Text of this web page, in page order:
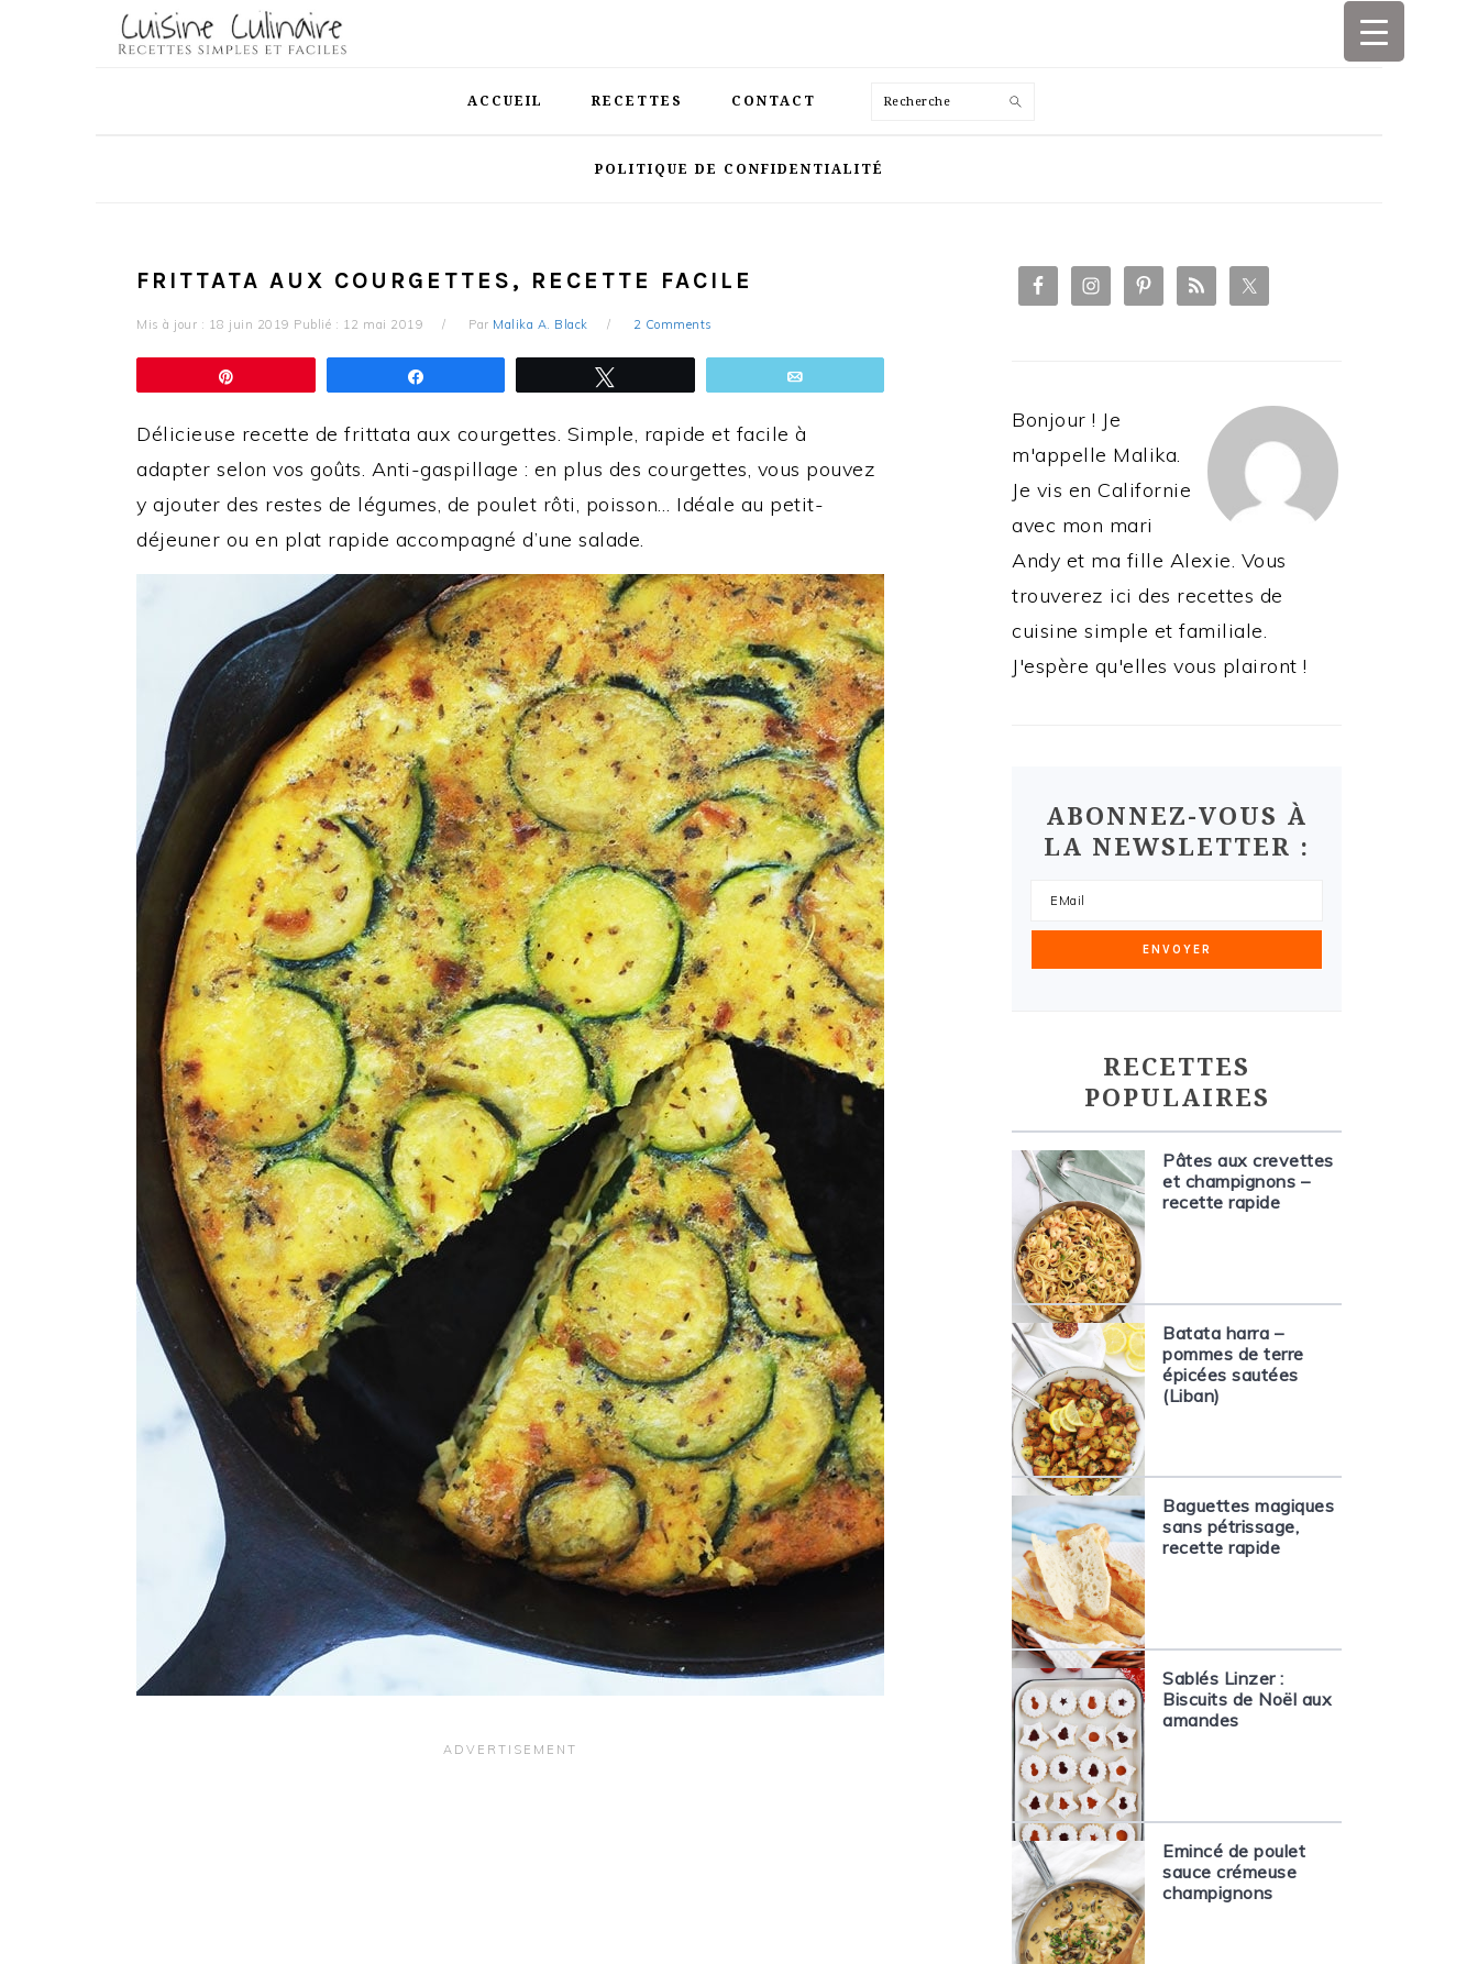
ACCUEIL RECETTES CONTACT Recherche
POLITIQUE DE CONFIDENTIALITÉ
FRITTATA AUX COURGETTES, RECETTE FACILE
Mis à jour : 18 juin 2019 Publié : 12 mai 2019 Par Malika A. Black 2 Comments
Délicieuse recette de frittata aux courgettes. Simple, rapide et facile à
adapter selon vos goûts. Anti-gaspillage : en plus des courgettes, vous pouvez
y ajouter des restes de légumes, de poulet rôti, poisson… Idéale au petit-
déjeuner ou en plat rapide accompagné d’une salade.
PRIMARY
SIDEBAR
Bonjour ! Je
m'appelle Malika.
Je vis en Californie
avec mon mari
Andy et ma fille Alexie. Vous
trouverez ici des recettes de
cuisine simple et familiale.
J'espère qu'elles vous plairont !
ABONNEZ-VOUS À
LA NEWSLETTER :
RECETTES
POPULAIRES
Pâtes aux crevettes
et champignons –
recette rapide
Batata harra –
pommes de terre
épicées sautées
(Liban)
Baguettes magiques
sans pétrissage,
recette rapide
Sablés Linzer :
Biscuits de Noël aux
amandes
Emincé de poulet
sauce crémeuse
champignons